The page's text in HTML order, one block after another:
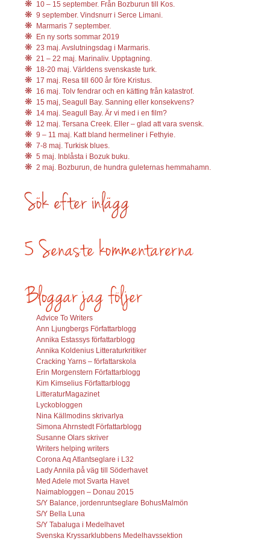
10 – 15 september. Från Bozburun till Kos.
9 september. Vindsnurr i Serce Limani.
Marmaris 7 september.
En ny sorts sommar 2019
23 maj. Avslutningsdag i Marmaris.
21 – 22 maj. Marinaliv. Upptagning.
18-20 maj. Världens svenskaste turk.
17 maj. Resa till 600 år före Kristus.
16 maj. Tolv fendrar och en kätting från katastrof.
15 maj, Seagull Bay. Sanning eller konsekvens?
14 maj. Seagull Bay. Är vi med i en film?
12 maj. Tersana Creek. Eller – glad att vara svensk.
9 – 11 maj. Katt bland hermeliner i Fethyie.
7-8 maj. Turkisk blues.
5 maj. Inblåsta i Bozuk buku.
2 maj. Bozburun, de hundra guleternas hemmahamn.
Advice To Writers
Ann Ljungbergs Författarblogg
Annika Estassys författarblogg
Annika Koldenius Litteraturkritiker
Cracking Yarns – författarskola
Erin Morgenstern Författarblogg
Kim Kimselius Författarblogg
LitteraturMagazinet
Lyckobloggen
Nina Källmodins skrivarlya
Simona Ahrnstedt Författarblogg
Susanne Olars skriver
Writers helping writers
Corona Aq Atlantseglare i L32
Lady Annila på väg till Söderhavet
Med Adele mot Svarta Havet
Naimabloggen – Donau 2015
S/Y Balance, jordenruntseglare BohusMalmön
S/Y Bella Luna
S/Y Tabaluga i Medelhavet
Svenska Kryssarklubbens Medelhavssektion